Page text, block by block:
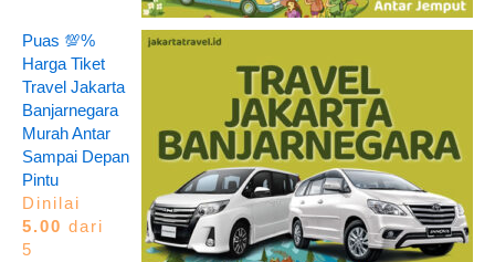
Puas 💯%
Harga Tiket
Travel Jakarta
Banjarnegara
Murah Antar
Sampai Depan
Pintu
Dinilai
5.00 dari
5